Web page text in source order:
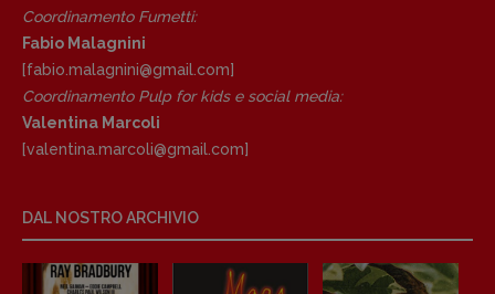
Coordinamento Fumetti:
Fabio Malagnini
[fabio.malagnini@gmail. com]
Coordinamento Pulp for kids e social media:
Valentina Marcoli
[valentina.marcoli@gmail. com]
DAL NOSTRO ARCHIVIO